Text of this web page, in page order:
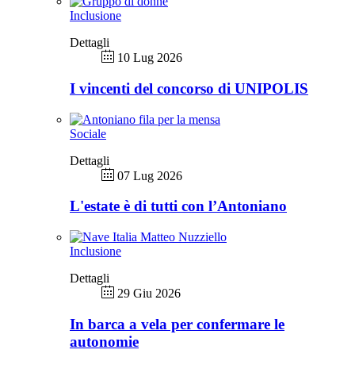
Inclusione
Dettagli
10 Lug 2026
I vincenti del concorso di UNIPOLIS
Sociale
Dettagli
07 Lug 2026
L'estate è di tutti con l’Antoniano
Inclusione
Dettagli
29 Giu 2026
In barca a vela per confermare le
autonomie